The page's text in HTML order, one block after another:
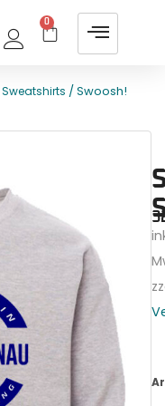
0
Sweatshirts / Swoosh!